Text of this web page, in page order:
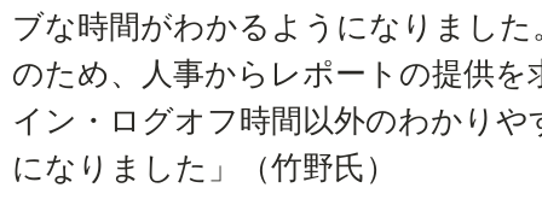
ブな時間がわかるようになりまし
のため、人事からレポートの提供
イン・ログオフ時間以外のわかり
になりました」（竹野氏）